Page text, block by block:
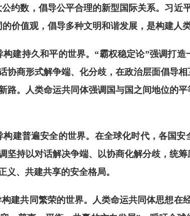
约数，倡导公平合理的新型国际关系。习近
价值观，倡导多种文明和谐发展，是构建人
建持久和平的世界。 “霸权稳定论”强调打
协商形式解争端、化分歧，在政治层面倡导
路。人类命运共同体强调国与国之间地位的
建普遍安全的世界。在全球化时代，各国
坚持以对话解决争端、以协商化解分歧，统
、共建共享的安全格局。
建共同繁荣的世界。人类命运共同体思想在